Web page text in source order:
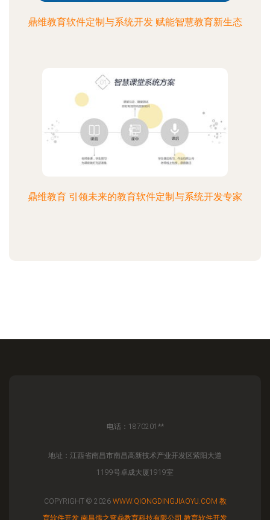
鼎维教育软件定制与系统开发 赋能智慧教育新生态
鼎维教育 引领未来的教育软件定制与系统开发专家
电话：1870201**
地址：江西省南昌市南昌高新技术产业开发区紫阳大道
1199号卓成大厦1919室
COPYRIGHT © 2026 WWW.QIONGDINGJIAOYU.COM 教
育软件开发 南昌儒之穹鼎教育科技有限公司 教育软件开发